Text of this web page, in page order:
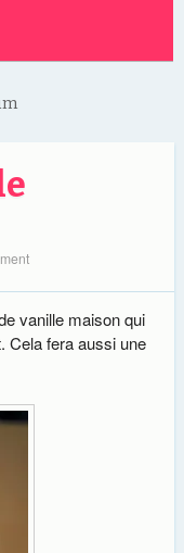
vanille maison qui
Cela fera aussi une